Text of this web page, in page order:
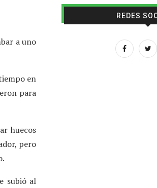
a uno
en
para
huecos
pero
subió al
REDES